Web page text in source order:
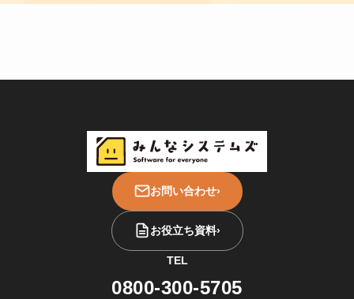
お問い合わせ›
お役立ち資料›
TEL
0800-300-5705